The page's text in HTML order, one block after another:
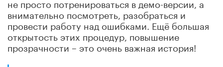
не просто потренироваться в демо-версии, а
внимательно посмотреть, разобраться и
провести работу над ошибками. Ещё большая
открытость этих процедур, повышение
прозрачности – это очень важная история!